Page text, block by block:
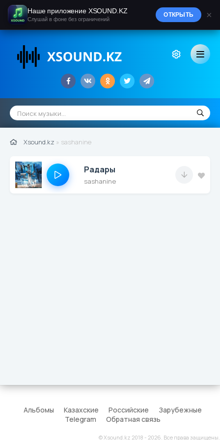
Xsound.kz » sashanine
Радары
sashanine
Альбомы Казахские Российские
Зарубежные
Telegram
Обратная связь
© Xsound.kz 2018 - 2026. Все права защищены.
Наше приложение XSOUND.KZ
Слушай в фоне без ограничений
ОТКРЫТЬ ×